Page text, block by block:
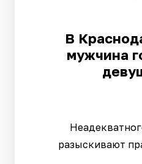
В
мужчина
разыскивают